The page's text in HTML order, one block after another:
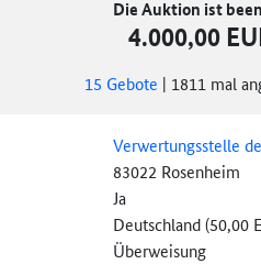
Die Auktion ist
4.000,00
15 Gebote | 1811 mal
Verwertungsstelle
83022 Rosenheim
Ja
Deutschland (50,00
Überweisung